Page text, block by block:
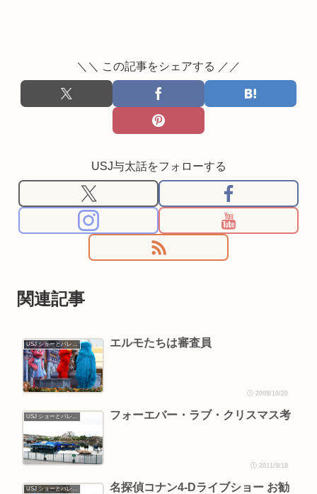
＼＼ この記事をシェアする ／／
USJ与太話をフォローする
関連記事
エルモたちは審査員
2009/10/20
フォーエバー・ラブ・クリスマス考
2011/9/18
名探偵コナン4-Dライブショー お勧